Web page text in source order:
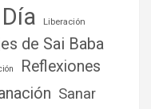
Liberación
de Sai Baba
Reflexiones
Sanar